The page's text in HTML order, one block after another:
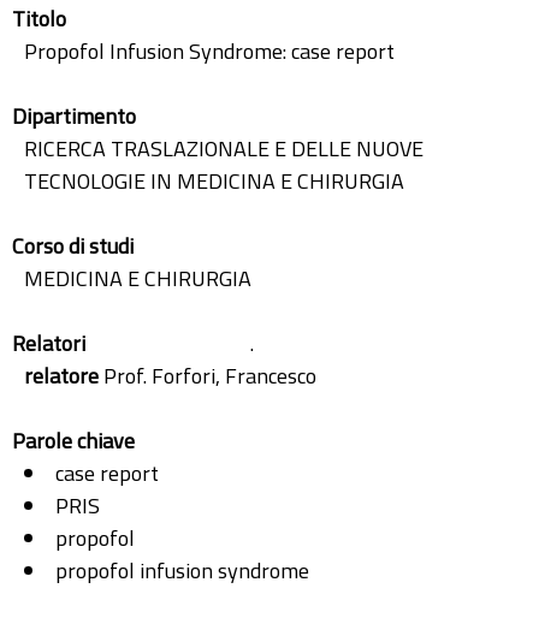
Titolo
Propofol Infusion Syndrome: case report
Dipartimento
RICERCA TRASLAZIONALE E DELLE NUOVE
TECNOLOGIE IN MEDICINA E CHIRURGIA
Corso di studi
MEDICINA E CHIRURGIA
Relatori
.
relatoreProf. Forfori, Francesco
Parole chiave
case report
PRIS
propofol
propofol infusion syndrome